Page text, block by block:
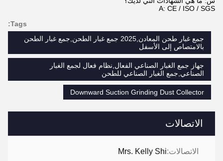
الاتصالات
الاتصالات:Mrs. Kelly Shi
A: CE / ISO / SGS
Tags:
جمع غبار طحن المعادن,2025 جمع غبار الطحن,جمع غبار الطحن
بالامتصاص إلى الأسفل
جهاز جمع الغبار الصناعي الفعال,نظام فعال لجمع الغبار
الصناعي,جمع الغبار الصناعي للطحن
Downward Suction Grinding Dust Collector